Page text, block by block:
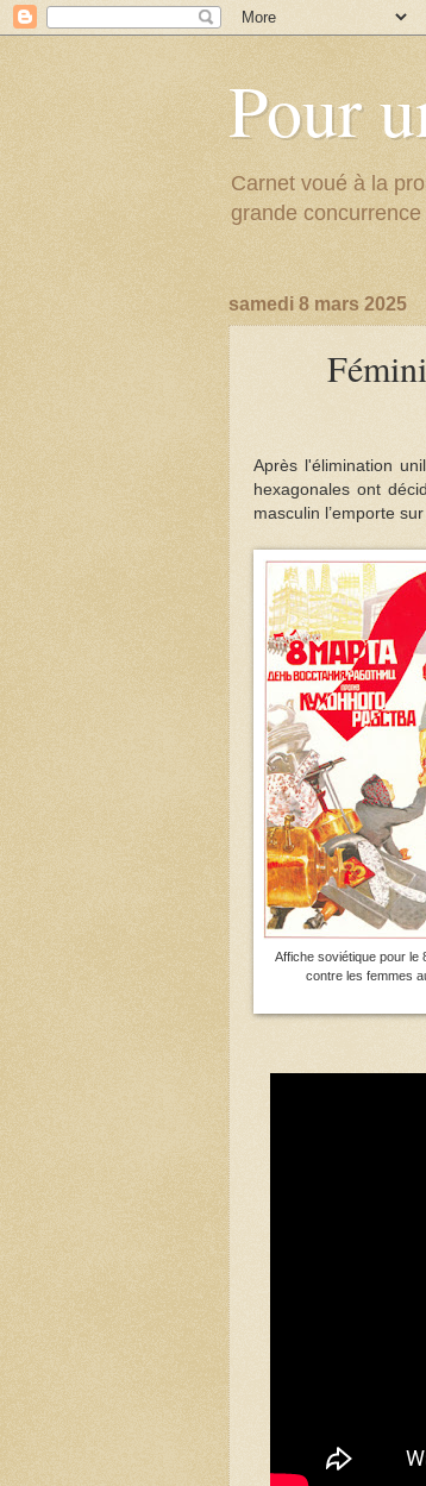
Pour
Carnet voué à la
grande
samedi 8 mars 2025
Après l'élimination
hexagonales ont
masculin l’emporte
Affiche soviétique pour le
contre les femmes